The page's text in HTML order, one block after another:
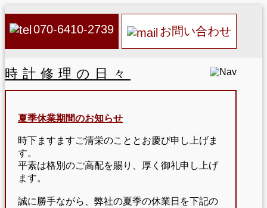
070-6410-2739 お問い合わせ
時計修理の日々
夏季休業期間のお知らせ
時下ますますご清栄のこととお慶び申し上げま
す。
平素は格別のご高配を賜り、厚く御礼申し上げ
ます。
誠に勝手ながら、弊社の夏季の休業日を下記の